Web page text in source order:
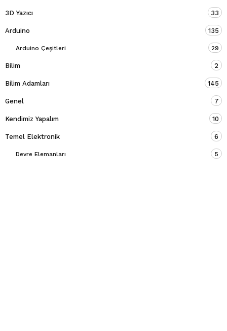
3D Yazıcı 33
Arduino 135
Arduino Çeşitleri 29
Bilim 2
Bilim Adamları 145
Genel 7
Kendimiz Yapalım 10
Temel Elektronik 6
Devre Elemanları 5